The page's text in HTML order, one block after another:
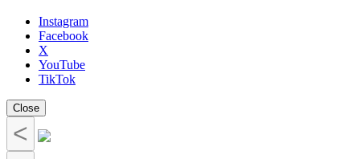
Instagram
Facebook
X
YouTube
TikTok
Close
<